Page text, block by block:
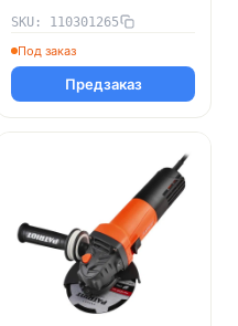
SKU: 110301265
Под заказ
Предзаказ